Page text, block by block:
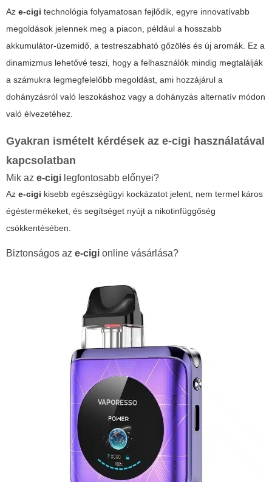
Az e-cigi technológia folyamatosan fejlődik, egyre innovatívabb
megoldások jelennek meg a piacon, például a hosszabb
akkumulátor-üzemidő, a testreszabható gőzölés és új aromák. Ez a
dinamizmus lehetővé teszi, hogy a felhasználók mindig megtalálják
a számukra legmegfelelőbb megoldást, ami hozzájárul a
dohányzásról való leszokáshoz vagy a dohányzás alternatív módon
való élvezetéhez.
Gyakran ismételt kérdések az e-cigi használatával
kapcsolatban
Mik az e-cigi legfontosabb előnyei?
Az e-cigi kisebb egészségügyi kockázatot jelent, nem termel káros
égéstermékeket, és segítséget nyújt a nikotinfüggőség
csökkentésében.
Biztonságos az e-cigi online vásárlása?